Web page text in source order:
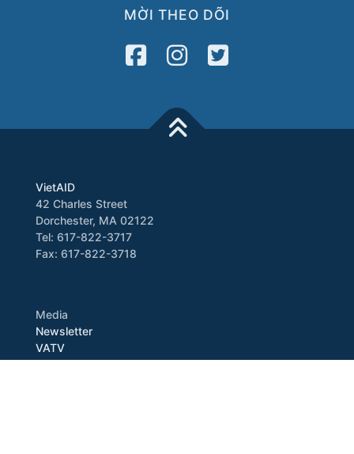
MỜI THEO DÕI
VietAID
42 Charles Street
Dorchester, MA 02122
Tel: 617-822-3717
Fax: 617-822-3718
Media
Newsletter
VATV
Press Release